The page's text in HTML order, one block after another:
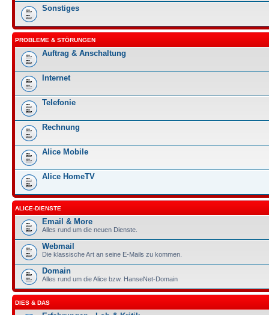
Sonstiges
PROBLEME & STÖRUNGEN
Auftrag & Anschaltung
Internet
Telefonie
Rechnung
Alice Mobile
Alice HomeTV
ALICE-DIENSTE
Email & More
Alles rund um die neuen Dienste.
Webmail
Die klassische Art an seine E-Mails zu kommen.
Domain
Alles rund um die Alice bzw. HanseNet-Domain
DIES & DAS